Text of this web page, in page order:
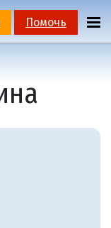
Помочь